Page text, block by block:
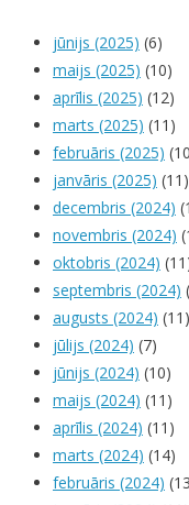
jūnijs (2025) (6)
maijs (2025) (10)
aprīlis (2025) (12)
marts (2025) (11)
februāris (2025)
janvāris (2025) (11)
decembris (2024)
novembris (2024)
oktobris (2024)
septembris (2024)
augusts (2024) (11)
jūlijs (2024) (7)
jūnijs (2024) (10)
maijs (2024) (11)
aprīlis (2024) (11)
marts (2024) (14)
februāris (2024)